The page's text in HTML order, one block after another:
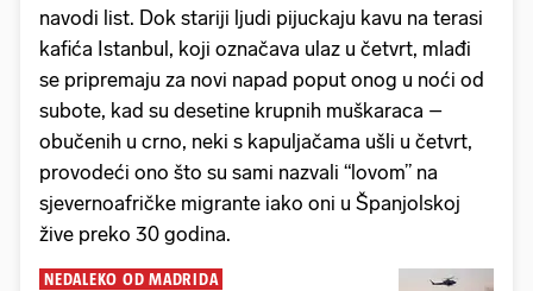
navodi list. Dok stariji ljudi pijuckaju kavu na terasi
kafića Istanbul, koji označava ulaz u četvrt, mlađi
se pripremaju za novi napad poput onog u noći od
subote, kad su desetine krupnih muškaraca –
obučenih u crno, neki s kapuljačama ušli u četvrt,
provodeći ono što su sami nazvali “lovom” na
sjevernoafričke migrante iako oni u Španjolskoj
žive preko 30 godina.
NEDALEKO OD MADRIDA